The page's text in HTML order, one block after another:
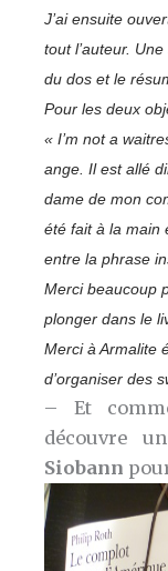
J’ai ensuite
tout l’auteur.
du dos et le
Pour les deux
« I’m not a
ange. Il est allé
dame de mon
été fait à la main
entre la phrase
Merci beaucoup
plonger dans le
Merci à Armalite
d’organiser des
– Et
découvre
Siobann